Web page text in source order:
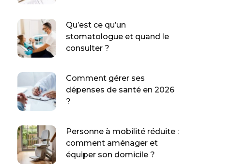
Qu’est ce qu’un
stomatologue et quand le
consulter ?
Comment gérer ses
dépenses de santé en 2026
?
Personne à mobilité réduite :
comment aménager et
équiper son domicile ?